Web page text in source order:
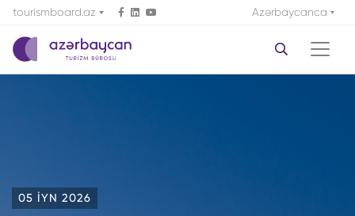
tourismboard.az Azərbaycanca
05 IYN 2026